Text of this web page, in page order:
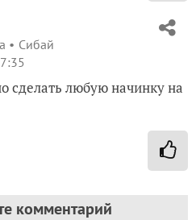
Сибай
сделать любую начинку на
комментарий